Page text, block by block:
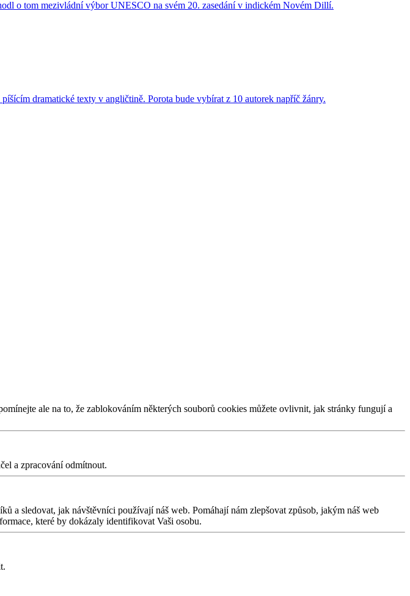
o tom mezivládní výbor UNESCO na svém 20. zasedání v indickém Novém Dillí.
dramatické texty v angličtině. Porota bude vybírat z 10 autorek napříč žánry.
ale na to, že zablokováním některých souborů cookies můžete ovlivnit, jak stránky fungují a
a zpracování odmítnout.
a sledovat, jak návštěvníci používají náš web. Pomáhají nám zlepšovat způsob, jakým náš web
které by dokázaly identifikovat Vaši osobu.